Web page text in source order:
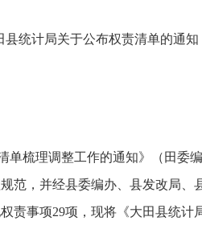
县统计局关于公布权责清单的通知
单梳理调整工作的通知》（田委
范，并经县委编办、县发改局、
责事项29项，现将《大田县统计